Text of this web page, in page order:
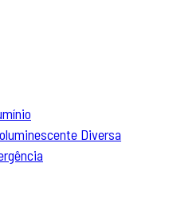
Diversa